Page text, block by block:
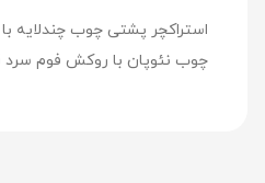
استراکچر پشتی چوب چندلایه
چوب نئوپان با روکش فوم سرد